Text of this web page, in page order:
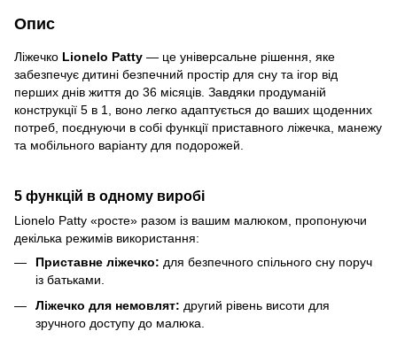
Опис
Ліжечко Lionelo Patty — це універсальне рішення, яке
забезпечує дитині безпечний простір для сну та ігор від
перших днів життя до 36 місяців. Завдяки продуманій
конструкції 5 в 1, воно легко адаптується до ваших щоденних
потреб, поєднуючи в собі функції приставного ліжечка, манежу
та мобільного варіанту для подорожей.
5 функцій в одному виробі
Lionelo Patty «росте» разом із вашим малюком, пропонуючи
декілька режимів використання:
Приставне ліжечко: для безпечного спільного сну поруч
із батьками.
Ліжечко для немовлят: другий рівень висоти для
зручного доступу до малюка.